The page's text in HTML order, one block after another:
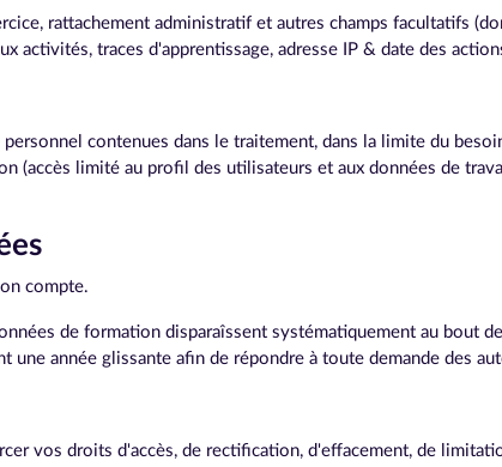
rattachement administratif et autres champs facultatifs
activités, traces d'apprentissage, adresse IP & date des
contenues dans le traitement, dans la limite du
(accès limité au profil des utilisateurs et aux données de
compte.
de formation disparaîssent systématiquement au bout
une année glissante afin de répondre à toute demande des
vos droits d'accès, de rectification, d'effacement, de